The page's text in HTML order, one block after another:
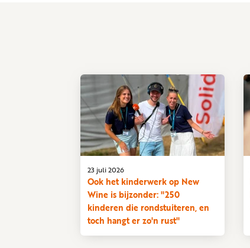
Ook het kinderwerk op New
Wine is bijzonder: "250
kinderen die rondstuiteren, en
toch hangt er zo'n rust"
23 juli 2026